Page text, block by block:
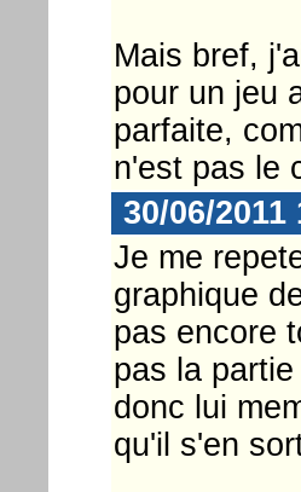
Mais bref,
pour un jeu
parfaite,
n'est pas le
30/06/2011
Je me
graphique
pas encore
pas la
donc lui
qu'il s'en